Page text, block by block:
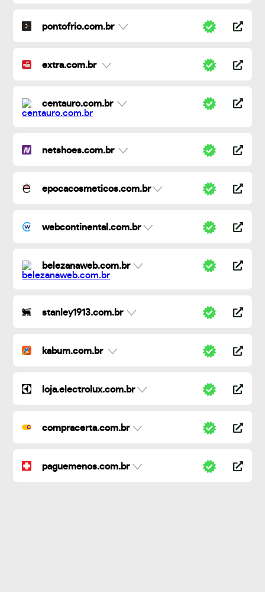
pontofrio.com.br
extra.com.br
centauro.com.br
netshoes.com.br
epocacosmeticos.com.br
webcontinental.com.br
belezanaweb.com.br
stanley1913.com.br
kabum.com.br
loja.electrolux.com.br
compracerta.com.br
paguemenos.com.br